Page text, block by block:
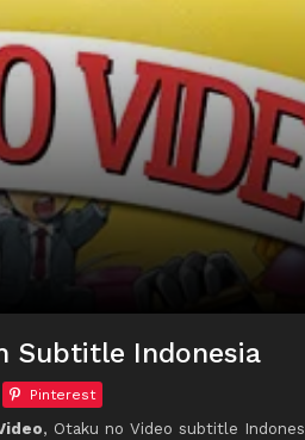
Subtitle Indonesia
Pinterest
, Otaku no Video subtitle